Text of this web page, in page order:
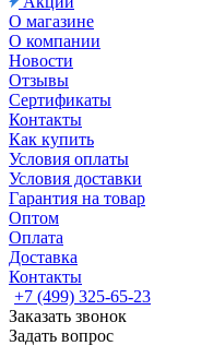
О магазине
О компании
Новости
Отзывы
Сертификаты
Контакты
Как купить
Условия оплаты
Условия доставки
Гарантия на товар
Оптом
Оплата
Доставка
Контакты
+7 (499) 325-65-23
Заказать звонок
Задать вопрос